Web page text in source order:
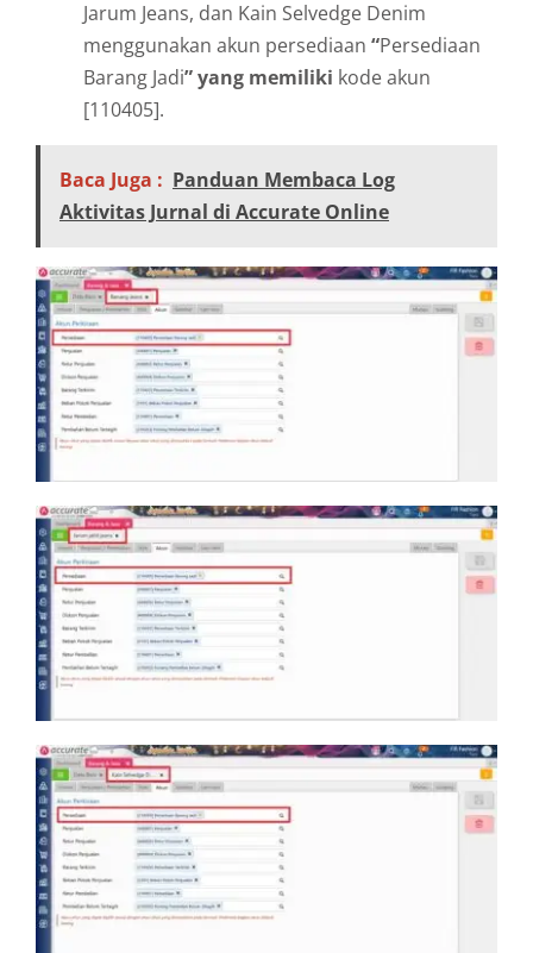
Jarum Jeans, dan Kain Selvedge Denim
menggunakan akun persediaan “Persediaan
Barang Jadi” yang memiliki kode akun
[110405].
Baca Juga : Panduan Membaca Log
Aktivitas Jurnal di Accurate Online